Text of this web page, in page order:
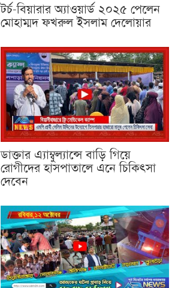
টর্চ-বিয়ারার অ্যাওয়ার্ড ২০২৫ পেলেন
মোহাম্মদ ফখরুল ইসলাম দেলোয়ার
ডাক্তার এ্যাম্বুল্যান্সে বাড়ি গিয়ে
রোগীদের হাসপাতালে এনে চিকিৎসা
দেবেন